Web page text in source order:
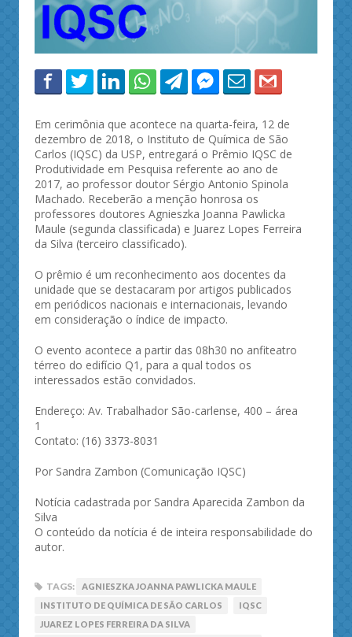
Em cerimônia que acontece na quarta-feira, 12 de
dezembro de 2018, o Instituto de Química de São
Carlos (IQSC) da USP, entregará o Prêmio IQSC de
Produtividade em Pesquisa referente ao ano de
2017, ao professor doutor Sérgio Antonio Spinola
Machado. Receberão a menção honrosa os
professores doutores Agnieszka Joanna Pawlicka
Maule (segunda classificada) e Juarez Lopes Ferreira
da Silva (terceiro classificado).
O prêmio é um reconhecimento aos docentes da
unidade que se destacaram por artigos publicados
em periódicos nacionais e internacionais, levando
em consideração o índice de impacto.
O evento acontece a partir das 08h30 no anfiteatro
térreo do edifício Q1, para a qual todos os
interessados estão convidados.
Endereço: Av. Trabalhador São-carlense, 400 – área
1
Contato: (16) 3373-8031
Por Sandra Zambon (Comunicação IQSC)
Notícia cadastrada por Sandra Aparecida Zambon da
Silva
O conteúdo da notícia é de inteira responsabilidade do
autor.
TAGS:
AGNIESZKA JOANNA PAWLICKA MAULE
INSTITUTO DE QUÍMICA DE SÃO CARLOS
IQSC
JUAREZ LOPES FERREIRA DA SILVA